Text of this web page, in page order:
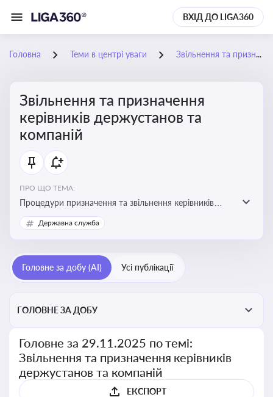
ВХІД ДО LIGA360
Головна Теми в центрі уваги Звільнення та призначення керівників держустанов та компаній
Звільнення та призначення
керівників держустанов та
компаній
ПРО ЩО ТЕМА:
Процедури призначення та звільнення керівників
установ та підприємств
Державна служба
Головне за добу (AI) Усі публікації
ГОЛОВНЕ ЗА ДОБУ
Головне за 29.11.2025 по темі:
Звільнення та призначення керівників
держустанов та компаній
ЕКСПОРТ